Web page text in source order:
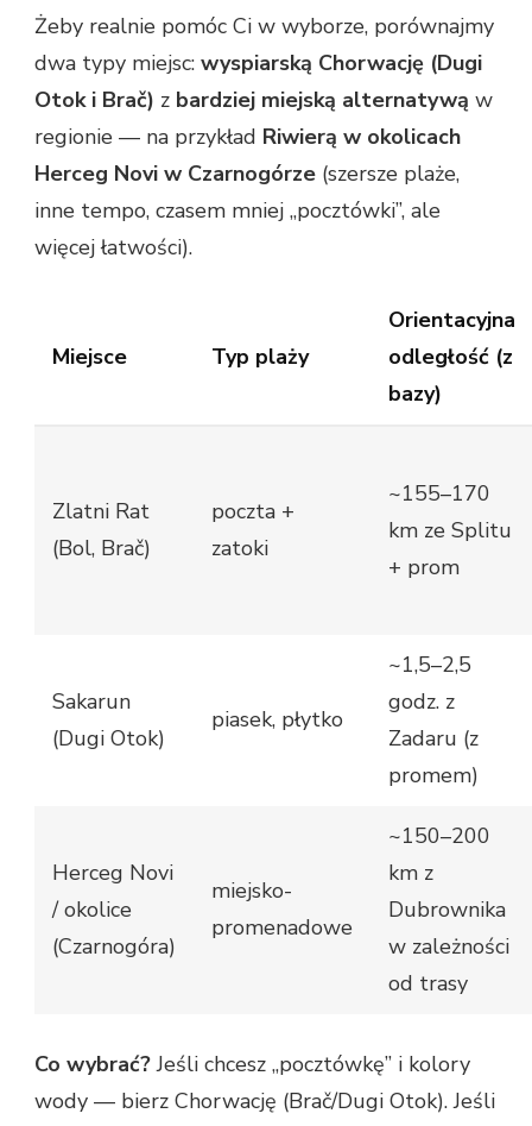
Żeby realnie pomóc Ci w wyborze, porównajmy
dwa typy miejsc: wyspiarską Chorwację (Dugi
Otok i Brač) z bardziej miejską alternatywą w
regionie — na przykład Riwierą w okolicach
Herceg Novi w Czarnogórze (szersze plaże,
inne tempo, czasem mniej „pocztówki”, ale
więcej łatwości).
Miejsce Typ plaży
Orientacyjna
odległość (z
bazy)
Zlatni Rat
(Bol, Brač)
poczta +
zatoki
~155–170
km ze Splitu
+ prom
Sakarun
(Dugi Otok)
piasek, płytko
~1,5–2,5
godz. z
Zadaru (z
promem)
Herceg Novi
/ okolice
(Czarnogóra)
miejsko-
promenadowe
~150–200
km z
Dubrownika
w zależności
od trasy
Co wybrać?Jeśli chcesz „pocztówkę” i kolory
wody — bierz Chorwację (Brač/Dugi Otok). Jeśli